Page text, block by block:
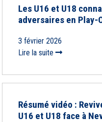
Les U16 et U18
adversaires en Play-
3 février 2026
Lire la suite
Résumé vidéo :
U16 et U18 face à